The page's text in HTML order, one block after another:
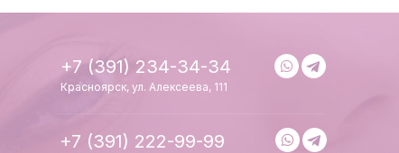
+7 (391) 234-34-34
Красноярск, ул. Алексеева, 111
+7 (391) 222-99-99